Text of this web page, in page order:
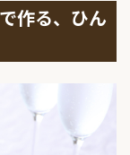
作る、ひん